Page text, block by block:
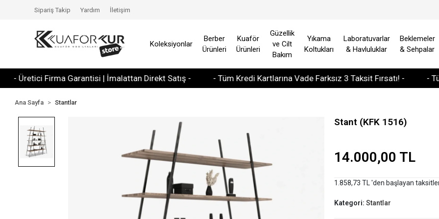
Firma Garantisi | İmalattan Direkt Satış - - Tüm Kredi Kartlarına Vade Farksız 3 Taksit Fırsatı! - - Tüm
Sipariş Takip Yardım İletişim
Koleksiyonlar
Berber
Ürünleri
Kuaför
Ürünleri
Güzellik
ve Cilt
Bakım
Yıkama
Koltukları
Laboratuvarlar
& Havluluklar
Beklemeler
& Sehpalar
Ana Sayfa Stantlar
Stant (KFK 1516)
14.000,00 TL
1.858,73 TL 'den başlayan
Kategori: Stantlar